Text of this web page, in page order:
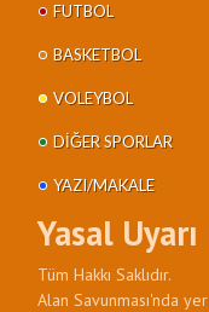
FUTBOL
BASKETBOL
VOLEYBOL
DIĞER SPORLAR
YAZI/MAKALE
Yasal Uyarı
Tüm Hakkı Saklıdır.
Alan Savunması'nda